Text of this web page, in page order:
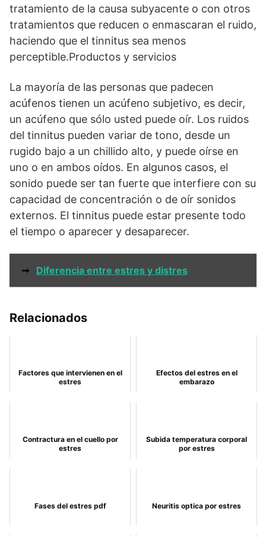
tratamiento de la causa subyacente o con otros
tratamientos que reducen o enmascaran el ruido,
haciendo que el tinnitus sea menos
perceptible.Productos y servicios
La mayoría de las personas que padecen
acúfenos tienen un acúfeno subjetivo, es decir,
un acúfeno que sólo usted puede oír. Los ruidos
del tinnitus pueden variar de tono, desde un
rugido bajo a un chillido alto, y puede oírse en
uno o en ambos oídos. En algunos casos, el
sonido puede ser tan fuerte que interfiere con su
capacidad de concentración o de oír sonidos
externos. El tinnitus puede estar presente todo
el tiempo o aparecer y desaparecer.
➞ Diferencia entre estres y distres
Relacionados
Factores que intervienen en el
estres
Efectos del estres en el
embarazo
Contractura en el cuello por
estres
Subida temperatura corporal
por estres
Fases del estres pdf Neuritis optica por estres